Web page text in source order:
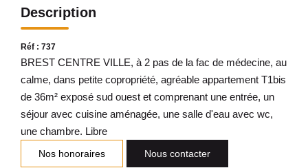
Description
Réf : 737
BREST CENTRE VILLE, à 2 pas de la fac de médecine, au
calme, dans petite copropriété, agréable appartement T1bis
de 36m² exposé sud ouest et comprenant une entrée, un
séjour avec cuisine aménagée, une salle d'eau avec wc,
une chambre. Libre
Nos honoraires Nous contacter